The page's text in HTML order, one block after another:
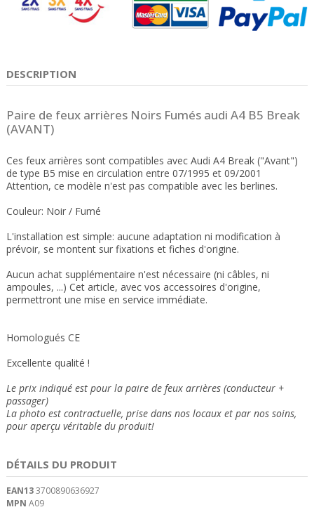
DESCRIPTION
Paire de feux arrières Noirs Fumés audi A4 B5 Break
(AVANT)
Ces feux arrières sont compatibles avec Audi A4 Break ("Avant")
de type B5 mise en circulation entre 07/1995 et 09/2001
Attention, ce modèle n'est pas compatible avec les berlines.
Couleur: Noir / Fumé
L'installation est simple: aucune adaptation ni modification à
prévoir, se montent sur fixations et fiches d'origine.
Aucun achat supplémentaire n'est nécessaire (ni câbles, ni
ampoules, ...) Cet article, avec vos accessoires d'origine,
permettront une mise en service immédiate.
Homologués CE
Excellente qualité !
Le prix indiqué est pour la paire de feux arrières (conducteur +
passager)
La photo est contractuelle, prise dans nos locaux et par nos soins,
pour aperçu véritable du produit!
DÉTAILS DU PRODUIT
EAN133700890636927
MPN A09